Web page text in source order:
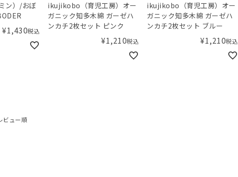
ン）/おぼ
¥1,430税込
ikujikobo（育児工房）オー
ガニック知多木綿 ガーゼハ
ンカチ2枚セット ピンク
¥1,210税込
ikujikobo（育児工房）オー
ガニック知多木綿 ガーゼハ
ンカチ2枚セット ブルー
¥1,210税込
ビュー順